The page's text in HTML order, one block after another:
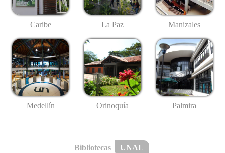
Caribe La Paz Manizales
Medellín Orinoquía Palmira
Bibliotecas UNAL